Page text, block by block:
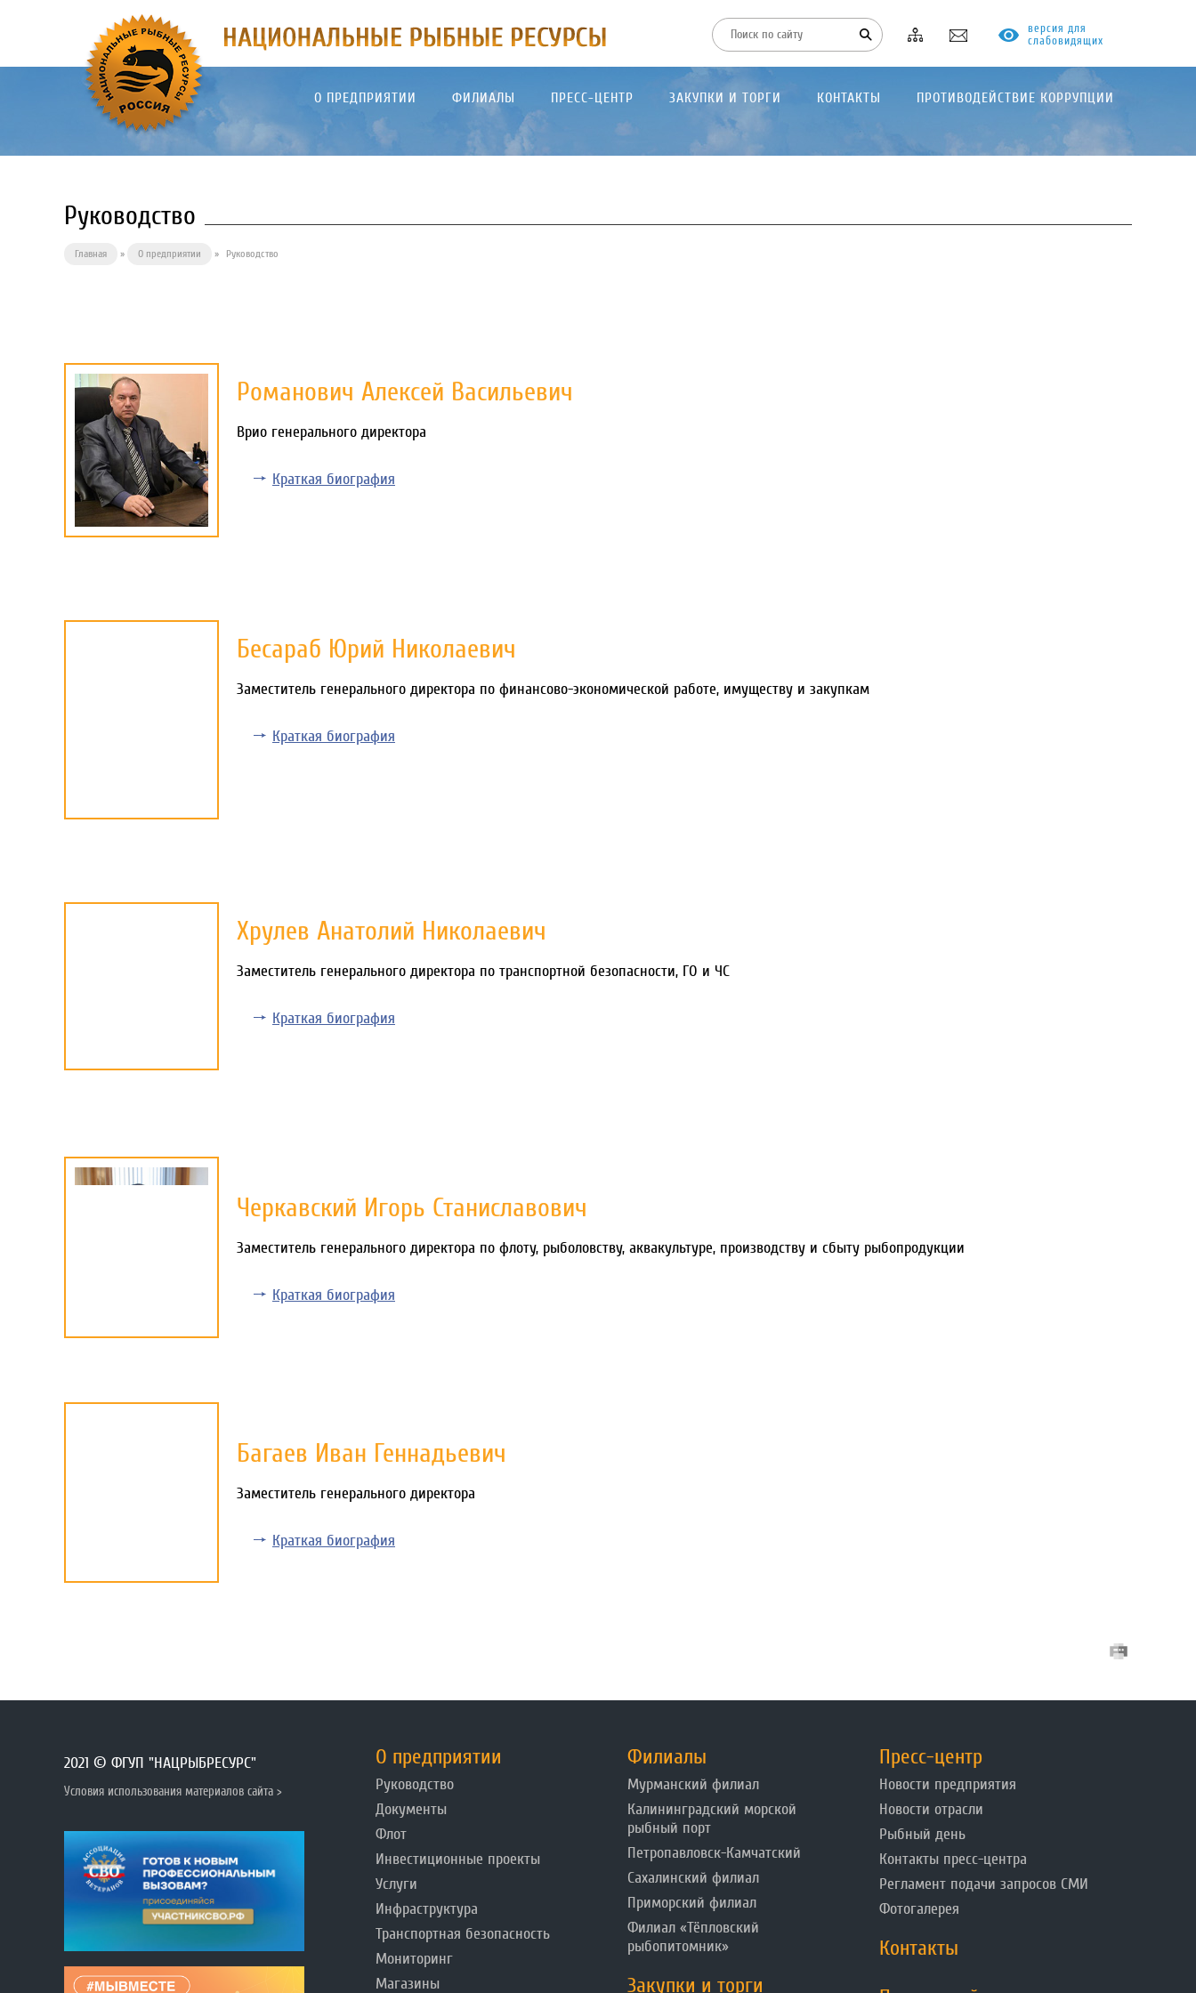
версия для
слабовидящих
О ПРЕДПРИЯТИИ ФИЛИАЛЫ ПРЕСС-ЦЕНТР ЗАКУПКИ И ТОРГИ КОНТАКТЫ ПРОТИВОДЕЙСТВИЕ КОРРУПЦИИ
Руководство
Главная » О предприятии » Руководство
Романович Алексей Васильевич
Врио генерального директора
Краткая биография
Бесараб Юрий Николаевич
Заместитель генерального директора по финансово-экономической работе, имуществу и закупкам
Краткая биография
Хрулев Анатолий Николаевич
Заместитель генерального директора по транспортной безопасности, ГО и ЧС
Краткая биография
Черкавский Игорь Станиславович
Заместитель генерального директора по флоту, рыболовству, аквакультуре, производству и сбыту рыбопродукции
Краткая биография
Багаев Иван Геннадьевич
Заместитель генерального директора
Краткая биография
2021 © ФГУП "НАЦРЫБРЕСУРС"
Условия использования материалов сайта >
О предприятии
Руководство
Документы
Флот
Инвестиционные проекты
Услуги
Инфраструктура
Транспортная безопасность
Мониторинг
Магазины
Филиалы
Мурманский филиал
Калининградский морской
рыбный порт
Петропавловск-Камчатский
Сахалинский филиал
Приморский филиал
Филиал «Тёпловский
рыбопитомник»
Закупки и торги
Пресс-центр
Новости предприятия
Новости отрасли
Рыбный день
Контакты пресс-центра
Регламент подачи запросов СМИ
Фотогалерея
Контакты